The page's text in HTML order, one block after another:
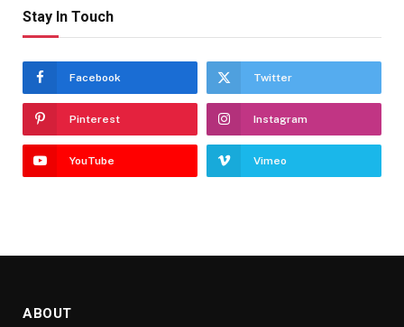
Stay In Touch
Facebook Twitter
Pinterest Instagram
YouTube Vimeo
ABOUT